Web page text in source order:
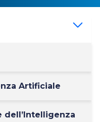
Artificiale
dell’Intelligenza